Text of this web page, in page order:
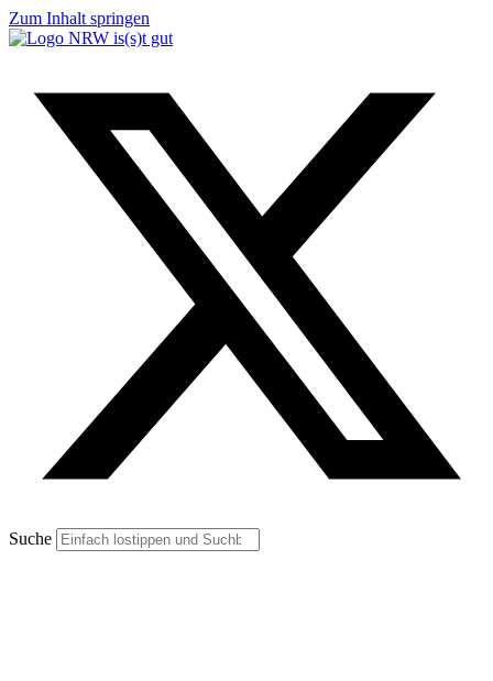
Zum Inhalt springen
Suche